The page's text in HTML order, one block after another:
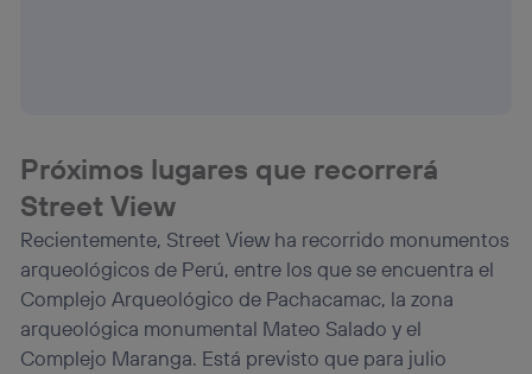
Próximos lugares que recorrerá
Street View
Recientemente, Street View ha recorrido monumentos
arqueológicos de Perú, entre los que se encuentra el
Complejo Arqueológico de Pachacamac, la zona
arqueológica monumental Mateo Salado y el
Complejo Maranga. Está previsto que para julio